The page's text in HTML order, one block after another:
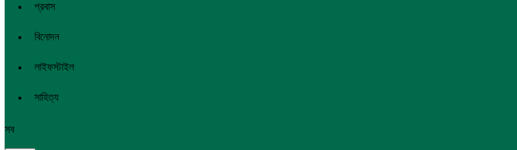
প্রবাস
বিনোদন
লাইফস্টাইল
সাহিত্য
সব